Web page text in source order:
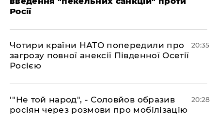
Росії
​Чотири країни НАТО попередили про
загрозу повної анексії Південної Осетії
Росією
20:35
​'"Не той народ", - Соловйов образив
росіян через розмови про мобілізацію
20:28